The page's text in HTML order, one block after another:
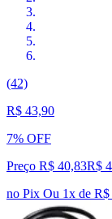
(42)
R$ 43,90
7% OFF
Preço R$ 40,83R$
no Pix Ou 1x de R$